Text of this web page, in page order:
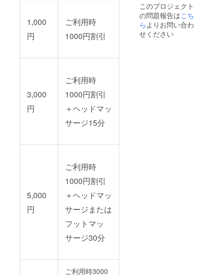
1,000
円
ご利用時
1000円割引
3,000
円
ご利用時
1000円割引
＋ヘッドマッ
サージ15分
5,000
円
ご利用時
1000円割引
＋ヘッドマッ
サージまたは
フットマッ
サージ30分
ご利用時3000
このプロジェクト
の問題報告はこち
ら よりお問い合わ
せください